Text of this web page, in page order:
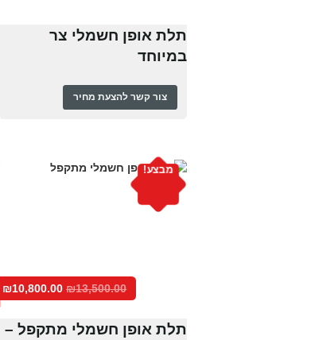
תלת אופן חשמלי צר
במיוחד
צור קשר להצעת מחיר
מבצע!
₪13,500.00
₪10,800.00
תלת אופן חשמלי מתקפל –